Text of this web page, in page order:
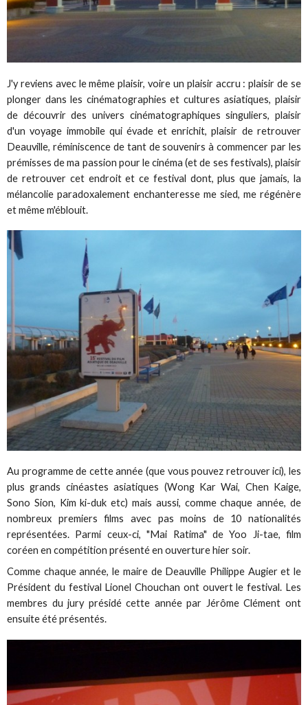
J'y reviens avec le même plaisir, voire un plaisir accru : plaisir de se
plonger dans les cinématographies et cultures asiatiques, plaisir
de découvrir des univers cinématographiques singuliers, plaisir
d'un voyage immobile qui évade et enrichit, plaisir de retrouver
Deauville, réminiscence de tant de souvenirs à commencer par les
prémisses de ma passion pour le cinéma (et de ses festivals), plaisir
de retrouver cet endroit et ce festival dont, plus que jamais, la
mélancolie paradoxalement enchanteresse me sied, me régénère
et même m'éblouit.
Au programme de cette année (que vous pouvez retrouver ici), les
plus grands cinéastes asiatiques (Wong Kar Wai, Chen Kaige,
Sono Sion, Kim ki-duk etc) mais aussi, comme chaque année, de
nombreux premiers films avec pas moins de 10 nationalités
représentées. Parmi ceux-ci, "Mai Ratima" de Yoo Ji-tae, film
coréen en compétition présenté en ouverture hier soir.
Comme chaque année, le maire de Deauville Philippe Augier et le
Président du festival Lionel Chouchan ont ouvert le festival. Les
membres du jury présidé cette année par Jérôme Clément ont
ensuite été présentés.